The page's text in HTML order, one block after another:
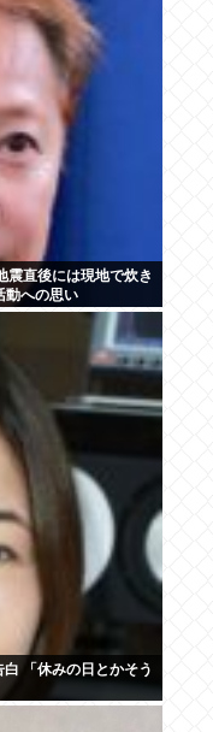
震直後には現地で炊き
動への思い
「休みの日とかそう